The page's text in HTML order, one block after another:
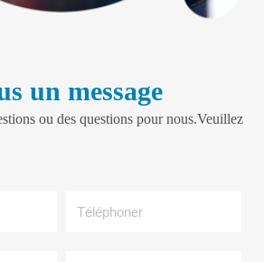
un message
ou des questions pour nous.Veuillez